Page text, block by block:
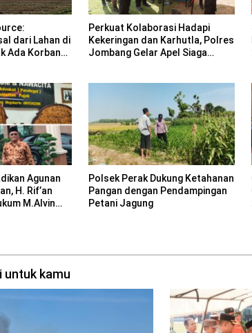
dari Lahan di
Ada Korban
Perkuat Kolaborasi Hadapi
Kekeringan dan Karhutla, Polres
Jombang Gelar Apel Siaga
Agunan
H. Rif’an
M.Alvin
Polsek Perak Dukung Ketahanan
Pangan dengan Pendampingan
Petani Jagung
untuk kamu